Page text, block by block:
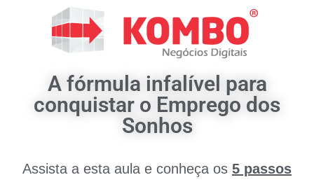
A fórmula infalível para
conquistar o Emprego dos
Sonhos
Assista a esta aula e conheça os 5 passos